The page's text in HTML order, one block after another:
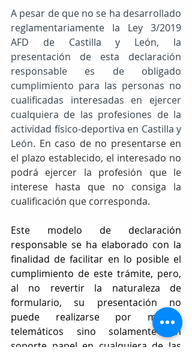
A pesar de que no se ha desarrollado
reglamentariamente la Ley 3/2019
AFD de Castilla y León, la
presentación de esta declaración
responsable es de obligado
cumplimiento para las personas no
cualificadas interesadas en ejercer
cualquiera de las profesiones de la
actividad físico-deportiva en Castilla y
León. En caso de no presentarse en
el plazo establecido, el interesado no
podrá ejercer la profesión que le
interese hasta que no consiga la
cualificación que corresponda.
Este modelo de declaración
responsable se ha elaborado con la
finalidad de facilitar en lo posible el
cumplimiento de este trámite, pero,
al no revertir la naturaleza de
formulario, su presentación no
puede realizarse por medios
telemáticos sino solamente en
soporte papel en cualquiera de las